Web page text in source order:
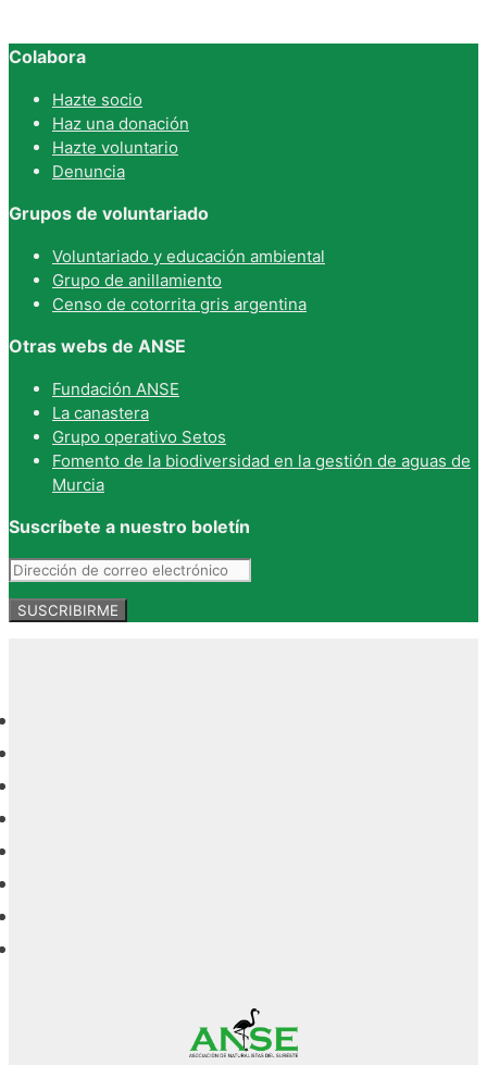
Colabora
Hazte socio
Haz una donación
Hazte voluntario
Denuncia
Grupos de voluntariado
Voluntariado y educación ambiental
Grupo de anillamiento
Censo de cotorrita gris argentina
Otras webs de ANSE
Fundación ANSE
La canastera
Grupo operativo Setos
Fomento de la biodiversidad en la gestión de aguas de
Murcia
Suscríbete a nuestro boletín